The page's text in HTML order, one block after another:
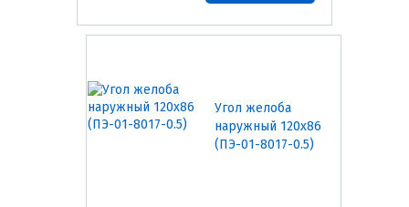
Угол желоба
наружный 120х86
(ПЭ-01-8017-0.5)